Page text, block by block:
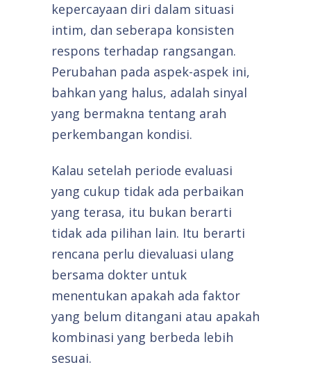
kepercayaan diri dalam situasi
intim, dan seberapa konsisten
respons terhadap rangsangan.
Perubahan pada aspek-aspek ini,
bahkan yang halus, adalah sinyal
yang bermakna tentang arah
perkembangan kondisi.
Kalau setelah periode evaluasi
yang cukup tidak ada perbaikan
yang terasa, itu bukan berarti
tidak ada pilihan lain. Itu berarti
rencana perlu dievaluasi ulang
bersama dokter untuk
menentukan apakah ada faktor
yang belum ditangani atau apakah
kombinasi yang berbeda lebih
sesuai.